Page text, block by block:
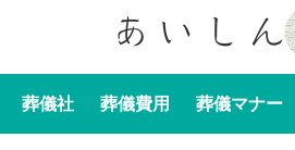
葬儀社 葬儀費用 葬儀マナー